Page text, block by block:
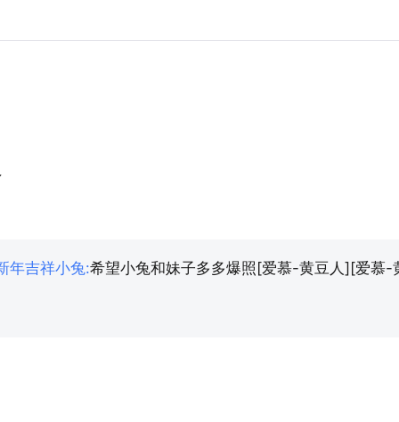
年吉祥小兔:希望小兔和妹子多多爆照[爱慕-黄豆人][爱慕-